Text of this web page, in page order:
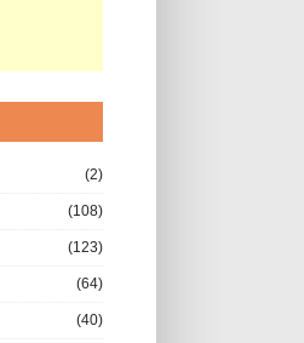
(2)
(108)
(123)
(64)
(40)